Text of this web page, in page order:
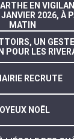
EN
2026, À
MATIN
UN
POUR LES
RECRUTE
NOËL